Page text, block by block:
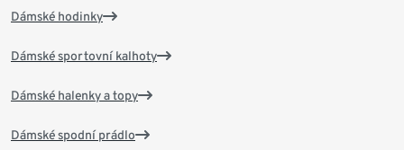
Dámské hodinky
Dámské sportovní kalhoty
Dámské halenky a topy
Dámské spodní prádlo